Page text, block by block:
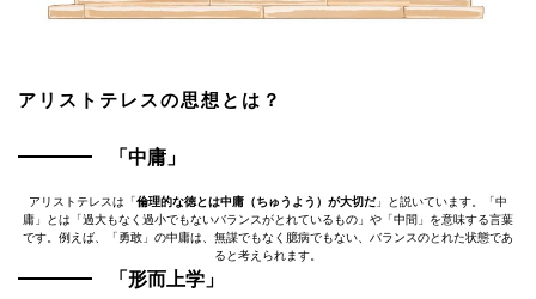
アリストテレスの思想とは？
「中庸」
アリストテレスは「倫理的な徳とは中庸（ちゅうよう）が大切だ」と説いています。「中
庸」とは「過大もなく過小でもないバランスがとれているもの」や「中間」を意味する言葉
です。例えば、「勇敢」の中庸は、無謀でもなく臆病でもない、バランスのとれた状態であ
ると考えられます。
「形而上学」